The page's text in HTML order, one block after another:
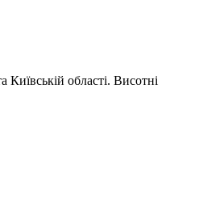
Київській області. Висотні